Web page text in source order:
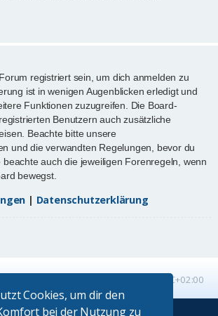
Cookies, um dir den
bei der Nutzung zu
registriert sein, um dich anmelden zu
ist in wenigen Augenblicken erledigt und
Funktionen zuzugreifen. Die Board-
Benutzern auch zusätzliche
Beachte bitte unsere
und die verwandten Regelungen, bevor du
beachte auch die jeweiligen Forenregeln, wenn
bewegst.
| Datenschutzerklärung
UTC+02:00